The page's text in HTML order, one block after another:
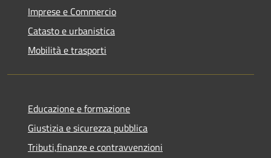
Imprese e Commercio
Catasto e urbanistica
Mobilità e trasporti
Educazione e formazione
Giustizia e sicurezza pubblica
Tributi,finanze e contravvenzioni